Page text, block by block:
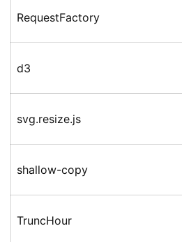
RequestFactory
d3
svg.resize.js
shallow-copy
TruncHour